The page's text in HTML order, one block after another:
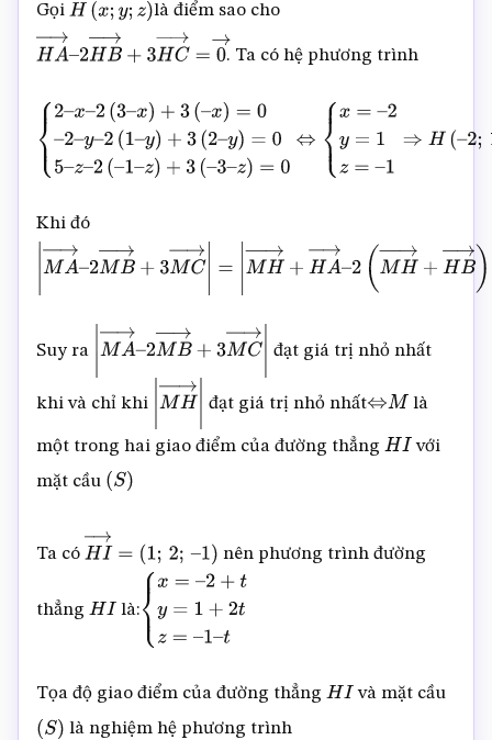
Gọi H x;y; z) là điểm sao cho
HA→–
HB + H → →
. Ta có hệ phương trình
{2 x– 2( – x)+ 3(– x =0–2 –y–2( 1– )+ ( 2– y)=0 –z– 2(– 1 –z)
– { 2 = H
Khi đó
MA→ –2MB → +3MC →|= |MH→ +HA→– 2 (MH→ +HB→
Suy ra MA→–
2M B → 3 MC →|
đạt giá trị nhỏ nhất
khi và chỉ khi MH→ |đạt giá trị nhỏ nhất ⇔ M là
một trong hai giao điểm của đường thẳng HI với
mặt cầu (S)
Ta có HI→= (1;2 ;–1 nên phương trình đường
thẳng HI là: {x = –
+
1–t
Tọa độ giao điểm của đường thẳng HI và mặt cầu
là nghiệm hệ phương trình